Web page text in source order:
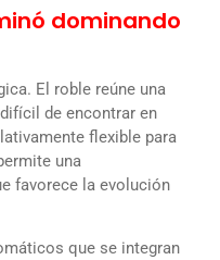
dominando
El roble reúne una
de encontrar en
flexible para
una
favorece la evolución
que se integran